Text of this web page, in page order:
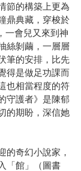
節的構築上更為
鼎典藏，穿梭於
一會兒又來到神
絲剝繭，一層層
筆的安排，比先
得是做足功課而
也相當程度的符
守護者》是陳郁
的期盼，深信她
的奇幻小說家，
「館」（圖書